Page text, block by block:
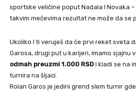
sportske veličine poput Nadala I Novaka –
takvim mečevima rezultat ne može da se
Ukoliko I ti veruješ da će prvi reket sveta
Garosa, drugi put u karijeri, imamo sjajnu
odmah preuzmi 1.000 RSD I kladi se na
turnira na šljaci.
Rolan Garos je jedini grend slem turnir